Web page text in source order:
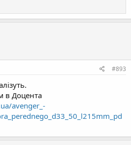
#893
в Доцента
avenger_-